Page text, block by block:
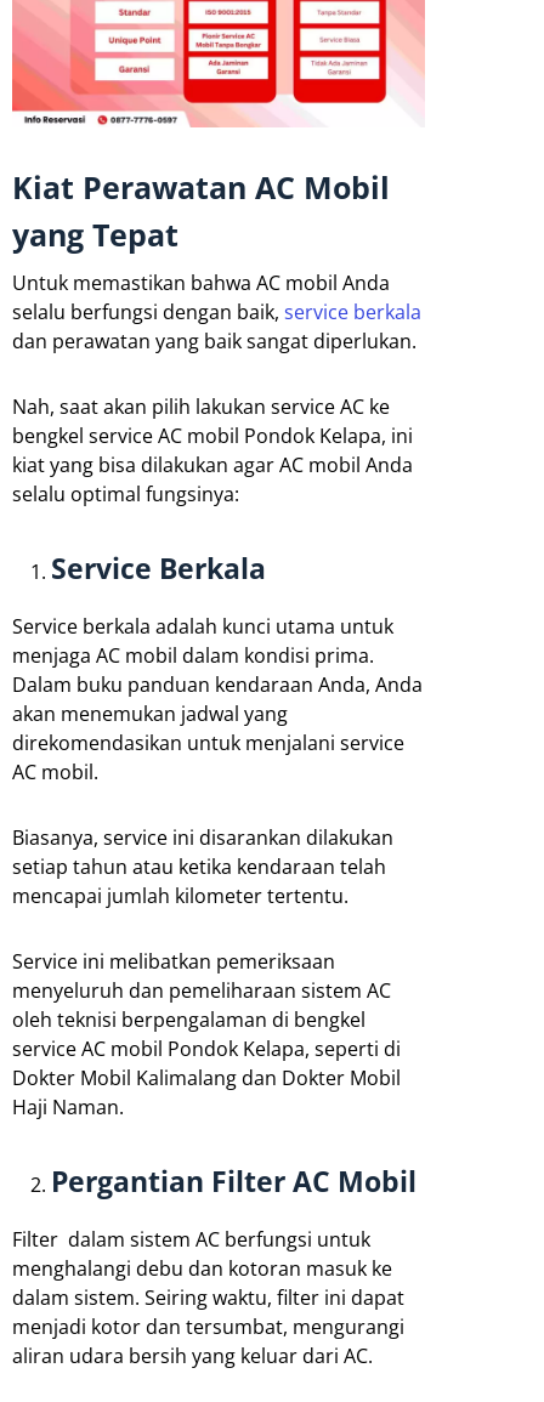
Kiat Perawatan AC Mobil
yang Tepat
Untuk memastikan bahwa AC mobil Anda
selalu berfungsi dengan baik, service berkala
dan perawatan yang baik sangat diperlukan.
Nah, saat akan pilih lakukan service AC ke
bengkel service AC mobil Pondok Kelapa, ini
kiat yang bisa dilakukan agar AC mobil Anda
selalu optimal fungsinya:
Service Berkala
Service berkala adalah kunci utama untuk
menjaga AC mobil dalam kondisi prima.
Dalam buku panduan kendaraan Anda, Anda
akan menemukan jadwal yang
direkomendasikan untuk menjalani service
AC mobil.
Biasanya, service ini disarankan dilakukan
setiap tahun atau ketika kendaraan telah
mencapai jumlah kilometer tertentu.
Service ini melibatkan pemeriksaan
menyeluruh dan pemeliharaan sistem AC
oleh teknisi berpengalaman di bengkel
service AC mobil Pondok Kelapa, seperti di
Dokter Mobil Kalimalang dan Dokter Mobil
Haji Naman.
Pergantian Filter AC Mobil
Filter dalam sistem AC berfungsi untuk
menghalangi debu dan kotoran masuk ke
dalam sistem. Seiring waktu, filter ini dapat
menjadi kotor dan tersumbat, mengurangi
aliran udara bersih yang keluar dari AC.